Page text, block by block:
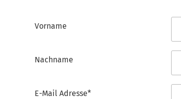
Vorname
Nachname
E-Mail Adresse*